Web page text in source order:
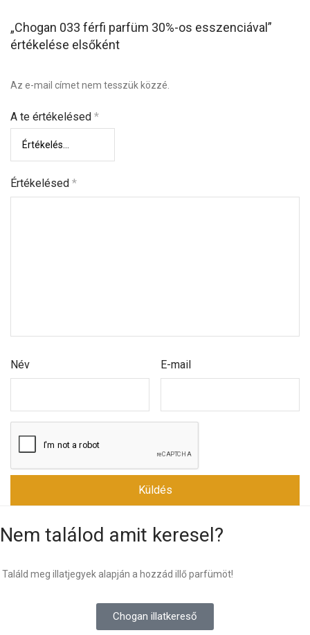
„Chogan 033 férfi parfüm 30%-os esszenciával”
értékelése elsőként
Az e-mail címet nem tesszük közzé.
A te értékelésed *
Értékelésed *
Név E-mail
Nem találod amit keresel?
Találd meg illatjegyek alapján a hozzád illő parfümöt!
Chogan illatkereső